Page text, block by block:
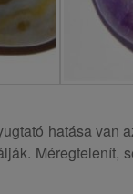
hatása van
Méregtelenít,